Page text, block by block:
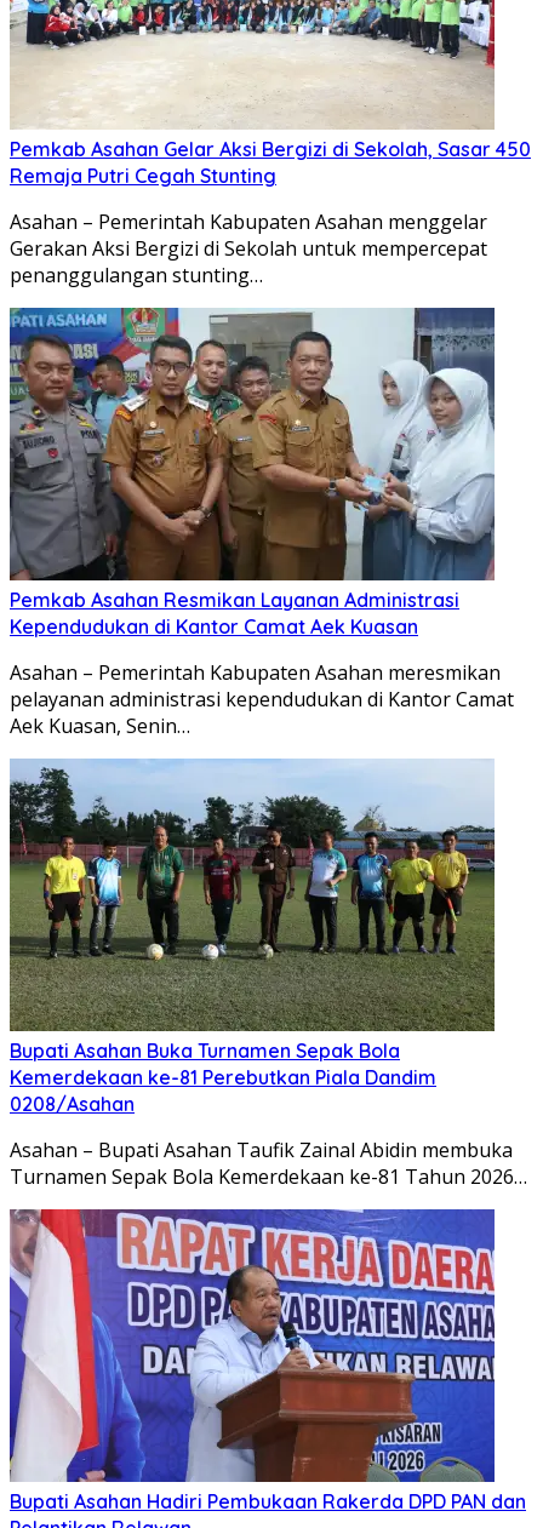
Pemkab Asahan Gelar Aksi Bergizi di Sekolah, Sasar 450
Remaja Putri Cegah Stunting
Asahan – Pemerintah Kabupaten Asahan menggelar
Gerakan Aksi Bergizi di Sekolah untuk mempercepat
penanggulangan stunting…
Pemkab Asahan Resmikan Layanan Administrasi
Kependudukan di Kantor Camat Aek Kuasan
Asahan – Pemerintah Kabupaten Asahan meresmikan
pelayanan administrasi kependudukan di Kantor Camat
Aek Kuasan, Senin…
Bupati Asahan Buka Turnamen Sepak Bola
Kemerdekaan ke-81 Perebutkan Piala Dandim
0208/Asahan
Asahan – Bupati Asahan Taufik Zainal Abidin membuka
Turnamen Sepak Bola Kemerdekaan ke-81 Tahun 2026…
Bupati Asahan Hadiri Pembukaan Rakerda DPD PAN dan